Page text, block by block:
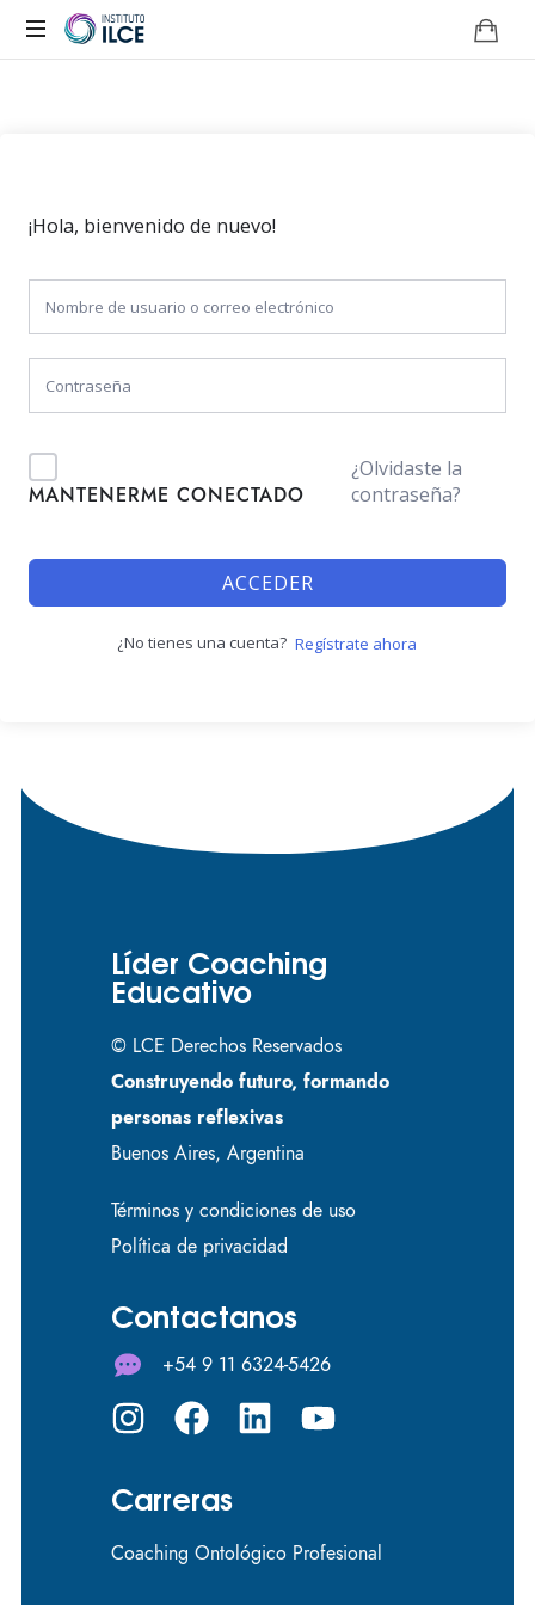
¡Hola, bienvenido de nuevo!
MANTENERME CONECTADO
¿Olvidaste la
contraseña?
ACCEDER
¿No tienes una cuenta? Regístrate ahora
Líder Coaching
Educativo
© LCE Derechos Reservados
Construyendo futuro, formando
personas reflexivas
Buenos Aires, Argentina
Términos y condiciones de uso
Política de privacidad
Contactanos
+54 9 11 6324-5426
Carreras
Coaching Ontológico Profesional